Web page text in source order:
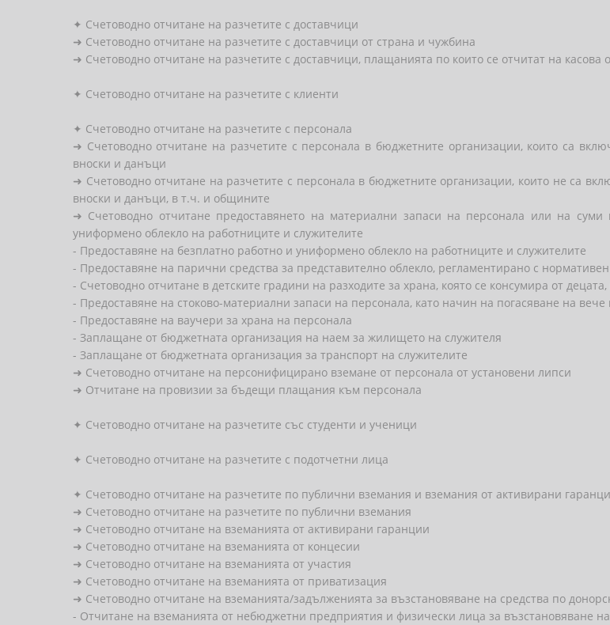
✦ Счетоводно отчитане на разчетите с доставчици
➜ Счетоводно отчитане на разчетите с доставчици от страна и чужбина
➜ Счетоводно отчитане на разчетите с доставчици, плащанията по които се отчитат на
✦ Счетоводно отчитане на разчетите с клиенти
✦ Счетоводно отчитане на разчетите с персонала
➜ Счетоводно отчитане на разчетите с персонала в бюджетните организации, които са
вноски и данъци
➜ Счетоводно отчитане на разчетите с персонала в бюджетните организации, които не са
вноски и данъци, в т.ч. и общините
➜ Счетоводно отчитане предоставянето на материални запаси на персонала или на
униформено облекло на работниците и служителите
- Предоставяне на безплатно работно и униформено облекло на работниците и служителите
- Предоставяне на парични средства за представително облекло, регламентирано с нормативен
- Счетоводно отчитане в детските градини на разходите за храна, която се консумира от
- Предоставяне на стоково-материални запаси на персонала, като начин на погасяване на
- Предоставяне на ваучери за храна на персонала
- Заплащане от бюджетната организация на наем за жилището на служителя
- Заплащане от бюджетната организация за транспорт на служителите
➜ Счетоводно отчитане на персонифицирано вземане от персонала от установени липси
➜ Отчитане на провизии за бъдещи плащания към персонала
✦ Счетоводно отчитане на разчетите със студенти и ученици
✦ Счетоводно отчитане на разчетите с подотчетни лица
✦ Счетоводно отчитане на разчетите по публични вземания и вземания от активирани
➜ Счетоводно отчитане на разчетите по публични вземания
➜ Счетоводно отчитане на вземанията от активирани гаранции
➜ Счетоводно отчитане на вземанията от концесии
➜ Счетоводно отчитане на вземанията от участия
➜ Счетоводно отчитане на вземанията от приватизация
➜ Счетоводно отчитане на вземанията/задълженията за възстановяване на средства по
- Отчитане на вземанията от небюджетни предприятия и физически лица за възстановяване